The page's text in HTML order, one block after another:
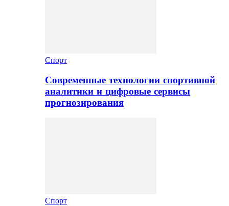
Спорт
Современные технологии спортивной
аналитики и цифровые сервисы
прогнозирования
Спорт